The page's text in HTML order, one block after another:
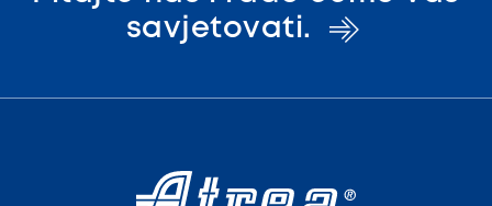
savjetovati.